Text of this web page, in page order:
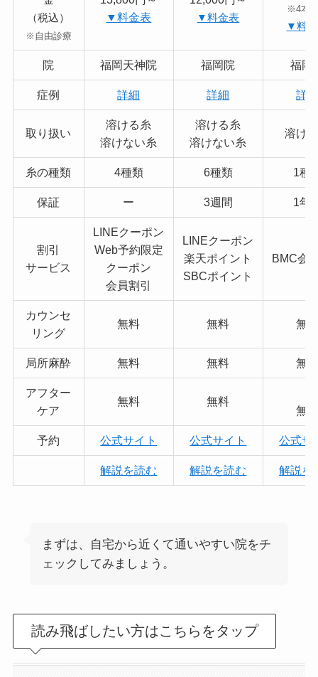
（税込）
※自由診療
▼料金表
▼料金表
※4本
▼料
院 福岡天神院 福岡院 福岡
症例 詳細 詳細 詳
取り扱い
溶ける糸
溶けない糸
溶ける糸
溶けない糸
溶け
糸の種類 4種類 6種類 1種
保証 ー 3週間 1年
割引
サービス
LINEクーポン
Web予約限定
クーポン
会員割引
LINEクーポン
楽天ポイント
SBCポイント
BMC会
カウンセ
リング
無料 無料 無
局所麻酔 無料 無料 無
アフター
ケア
無料 無料
無
予約 公式サイト 公式サイト 公式サ
解説を読む 解説を読む 解説を
まずは、自宅から近くて通いやすい院をチ
ェックしてみましょう。
読み飛ばしたい方はこちらをタップ